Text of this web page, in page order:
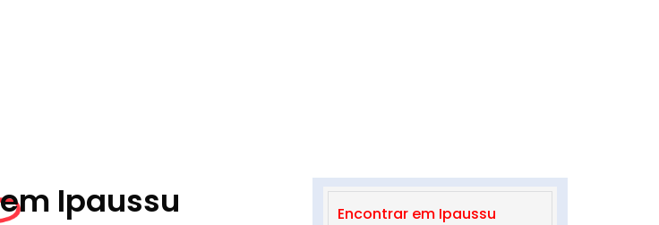
Ipaussu Encontrar em Ipaussu